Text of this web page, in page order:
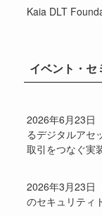
Kaia DLT
イベント・セ
2026年6月23日
るデジタルアセ
取引をつなぐ実
2026年3月23日
のセキュリティ